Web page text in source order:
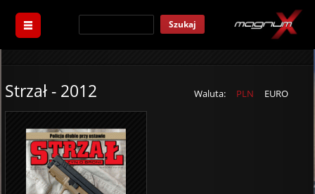
Szukaj
Waluta: PLN EURO
Strzał - 2012